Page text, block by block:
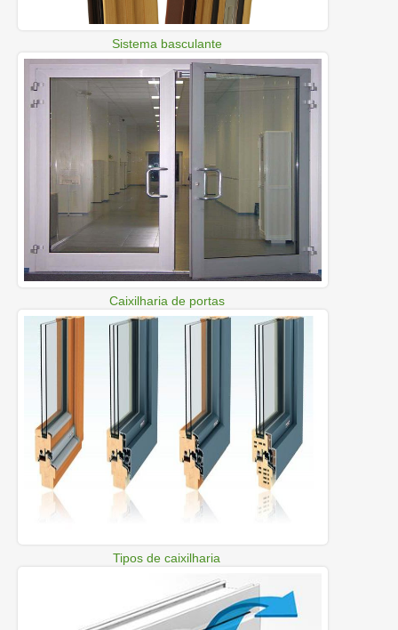
Sistema basculante
Caixilharia de portas
Tipos de caixilharia